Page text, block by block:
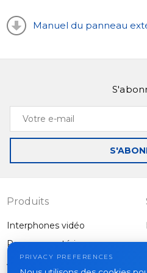
Manuel du panneau
Votre
mail
Produits
Interphones vidéo
Panneaux extérieurs
Autres équipements
PRIVACY PREFERENCES